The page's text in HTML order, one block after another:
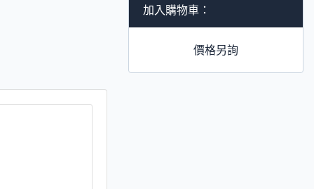
加入購物車：
價格另詢